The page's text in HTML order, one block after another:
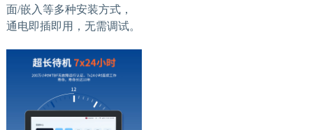
面/嵌入等多种安装方式，
通电即插即用，无需调试。